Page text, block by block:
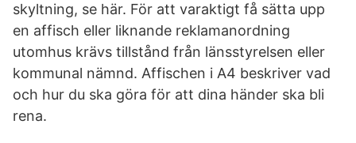
skyltning, se här. För att varaktigt få sätta upp
en affisch eller liknande reklamanordning
utomhus krävs tillstånd från länsstyrelsen eller
kommunal nämnd. Affischen i A4 beskriver vad
och hur du ska göra för att dina händer ska bli
rena.